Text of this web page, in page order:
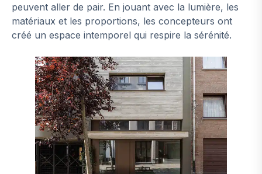
peuvent aller de pair. En jouant avec la lumière, les
matériaux et les proportions, les concepteurs ont
créé un espace intemporel qui respire la sérénité.